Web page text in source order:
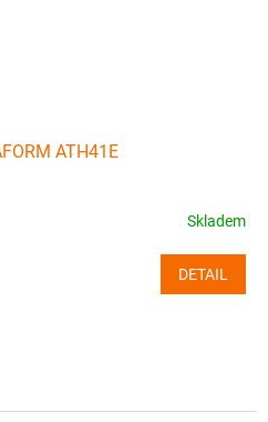
ATH41E
Skladem
DETAIL